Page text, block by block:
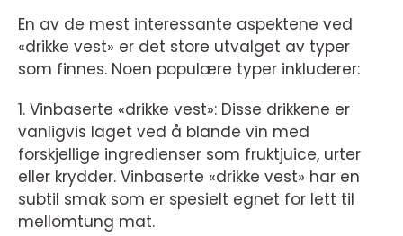
En av de mest interessante aspektene ved
«drikke vest» er det store utvalget av typer
som finnes. Noen populære typer inkluderer:
1. Vinbaserte «drikke vest»: Disse drikkene er
vanligvis laget ved å blande vin med
forskjellige ingredienser som fruktjuice, urter
eller krydder. Vinbaserte «drikke vest» har en
subtil smak som er spesielt egnet for lett til
mellomtung mat.